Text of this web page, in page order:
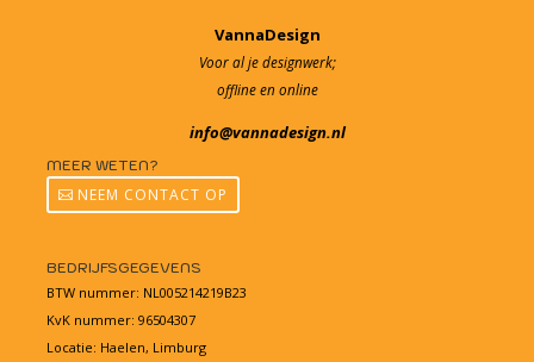
VannaDesign
Voor al je designwerk;
offline en online
info@vannadesign.nl
MEER WETEN?
NEEM CONTACT OP
BEDRIJFSGEGEVENS
BTW nummer: NL005214219B23
KvK nummer: 96504307
Locatie: Haelen, Limburg